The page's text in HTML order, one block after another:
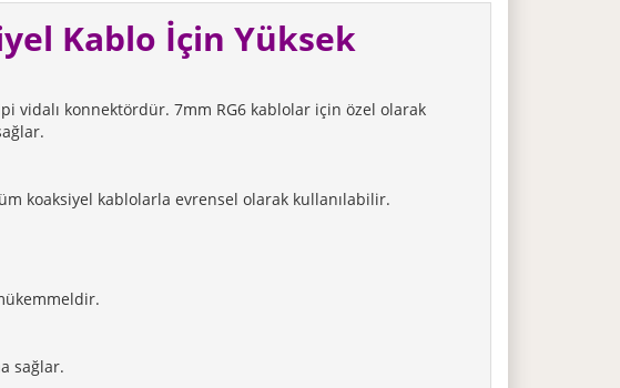
Kablo İçin Yüksek
vidalı konnektördür. 7mm RG6 kablolar için özel olarak
koaksiyel kablolarla evrensel olarak kullanılabilir.
sağlar.